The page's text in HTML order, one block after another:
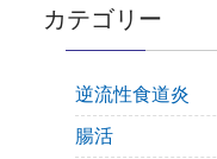
カテゴリー
逆流性食道炎
腸活